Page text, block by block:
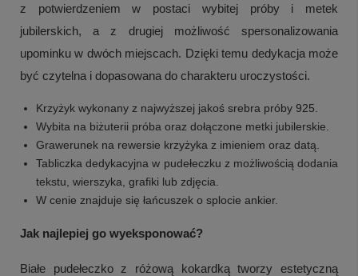
z potwierdzeniem w postaci wybitej próby i metek
jubilerskich, a z drugiej możliwość spersonalizowania
upominku w dwóch miejscach. Dzięki temu dedykacja może
być czytelna i dopasowana do charakteru uroczystości.
Krzyżyk wykonany z najwyższej jakoś srebra próby 925.
Wybita na biżuterii próba oraz dołączone metki jubilerskie.
Grawerunek na rewersie krzyżyka z imieniem oraz datą.
Tabliczka dedykacyjna w pudełeczku z możliwością dodania
tekstu, wierszyka, grafiki lub zdjęcia.
W cenie znajduje się łańcuszek o splocie ankier.
Jak najlepiej go wyeksponować?
Białe pudełeczko z różową kokardką tworzy estetyczną